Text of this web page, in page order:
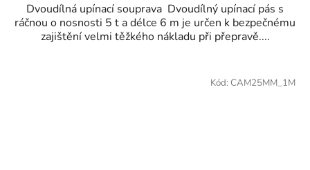
Dvoudílná upínací souprava Dvoudílný upínací pás s
ráčnou o nosnosti 5 t a délce 6 m je určen k bezpečnému
zajištění velmi těžkého nákladu při přepravě....
Kód: CAM25MM_1M